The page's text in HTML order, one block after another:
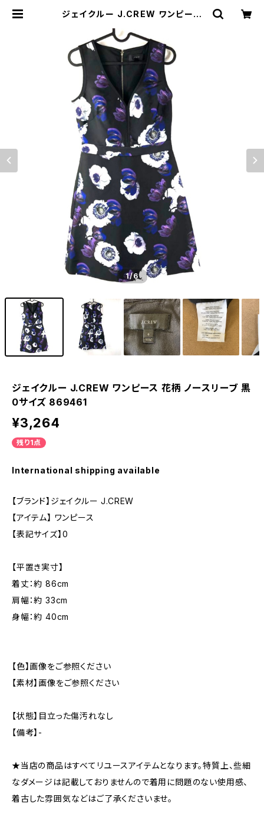
ジェイクルー J.CREW ワンピース
61 | Ethical Store
1/6
ジェイクルー J.CREW ワンピース 花柄 ノースリーブ 黒
0サイズ 869461
¥3,264
残り1点
International shipping available
【ブランド】ジェイクルー J.CREW
【アイテム】 ワンピース
【表記サイズ】0
【平置き実寸】
着丈：約 86cm
肩幅：約 33cm
身幅：約 40cm
【色】画像をご参照ください
【素材】画像をご参照ください
【状態】目立った傷汚れなし
【備考】-
★当店の商品はすべてリユースアイテムとなります。特質上、些細
なダメージは記載しておりませんので着用に問題のない使用感、
着古した雰囲気などはご了承くださいませ。